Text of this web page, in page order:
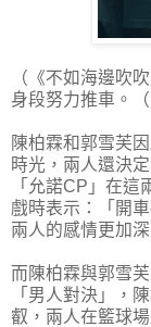
（《不如海邊吹
身段努力推車。
陳柏霖和郭雪芙
時光，兩人還決
「允諾CP」在
戲時表示：「開
兩人的感情更加深
而陳柏霖與郭雪
「男人對決」，
叡，兩人在籃球